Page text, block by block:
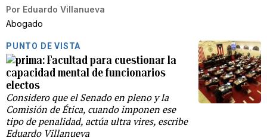
Por Eduardo Villanueva
Abogado
PUNTO DE VISTA
Facultad para cuestionar la
capacidad mental de funcionarios
electos
Considero que el Senado en pleno y la
Comisión de Ética, cuando imponen ese
tipo de penalidad, actúa ultra vires, escribe
Eduardo Villanueva